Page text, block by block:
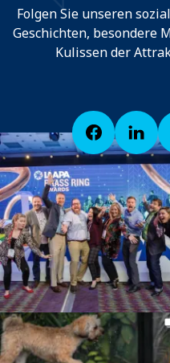
Folgen Sie unseren
Geschichten, besondere
Kulissen der